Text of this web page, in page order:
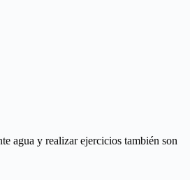
agua y realizar ejercicios también son